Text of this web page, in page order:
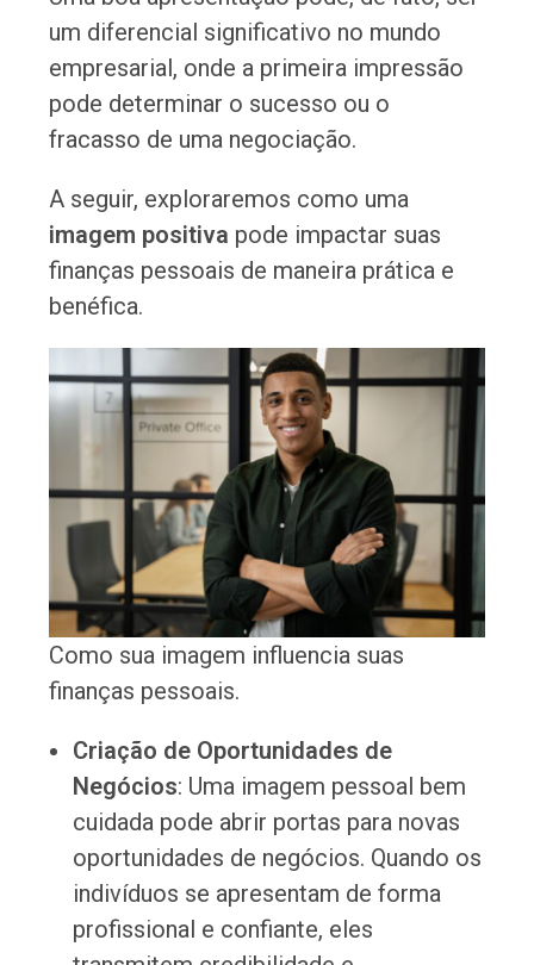
um diferencial significativo no mundo
empresarial, onde a primeira impressão
pode determinar o sucesso ou o
fracasso de uma negociação.
A seguir, exploraremos como uma
imagem positiva pode impactar suas
finanças pessoais de maneira prática e
benéfica.
Como sua imagem influencia suas
finanças pessoais.
Criação de Oportunidades de
Negócios: Uma imagem pessoal bem
cuidada pode abrir portas para novas
oportunidades de negócios. Quando os
indivíduos se apresentam de forma
profissional e confiante, eles